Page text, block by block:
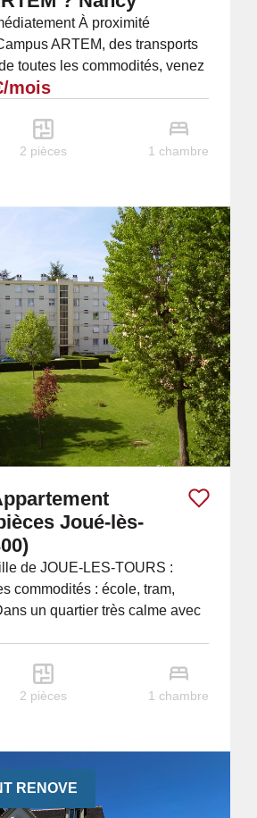
À proximité
ARTEM, des transports
toutes les commodités, venez
appartement T2 meublé de 46
mois
2 pièces 1 chambre
Joué-lès-
de JOUE-LES-TOURS :
commodités : école, tram,
un quartier très calme avec
sur le parc : Bel
2 pièces 1 chambre
RENOVE